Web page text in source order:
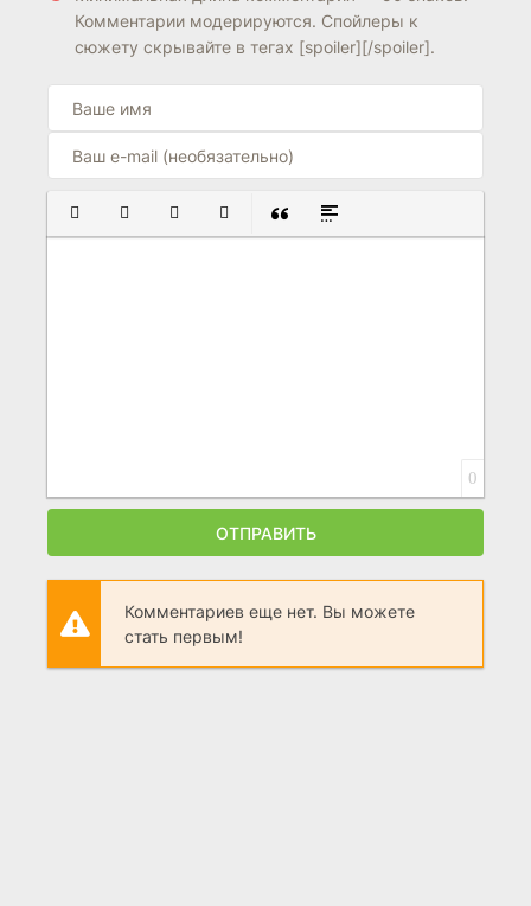
Комментарии модерируются. Спойлеры к
сюжету скрывайте в тегах [spoiler][/spoiler].
ПОЛУЖИРНЫЙ
КУРСИВПОДЧЕРКНУТЫЙ
ЗАЧЕРКНУТЫЙ
ВСТАВКА ЦИТАТЫ
ВСТАВКА СПОЙЛЕРА
0
ОТПРАВИТЬ
Комментариев еще нет. Вы можете
стать первым!